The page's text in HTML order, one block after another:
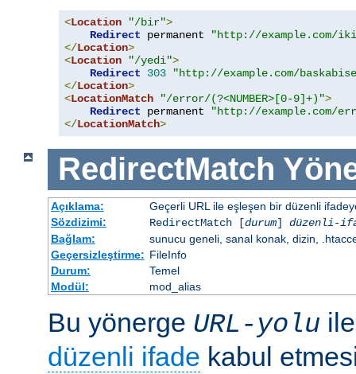
<Location "/bir">
Redirect permanent
"http://example.com/
</Location>
<Location "/yedi">
Redirect
303
"http://example.com/
</Location>
<LocationMatch "/error/(?<NUMBER>[0-9]+)">
Redirect permanent
"http://example.com/
</LocationMatch>
RedirectMatch
Açıklama:
Geçerli URL ile eşleşen bir düzenli
Sözdizimi:
RedirectMatch [durum] düzenli-
Bağlam:
sunucu geneli, sanal konak, dizin,
Geçersizleştirme: FileInfo
Durum:
Temel
Modül:
mod_alias
Bu yönerge URL-yolu
düzenli ifade kabul